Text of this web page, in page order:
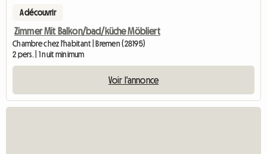
A découvrir
Zimmer Mit Balkon/bad/küche Möbliert
Chambre chez l'habitant | Bremen (28195)
2 pers. | 1 nuit minimum
Voir l'annonce